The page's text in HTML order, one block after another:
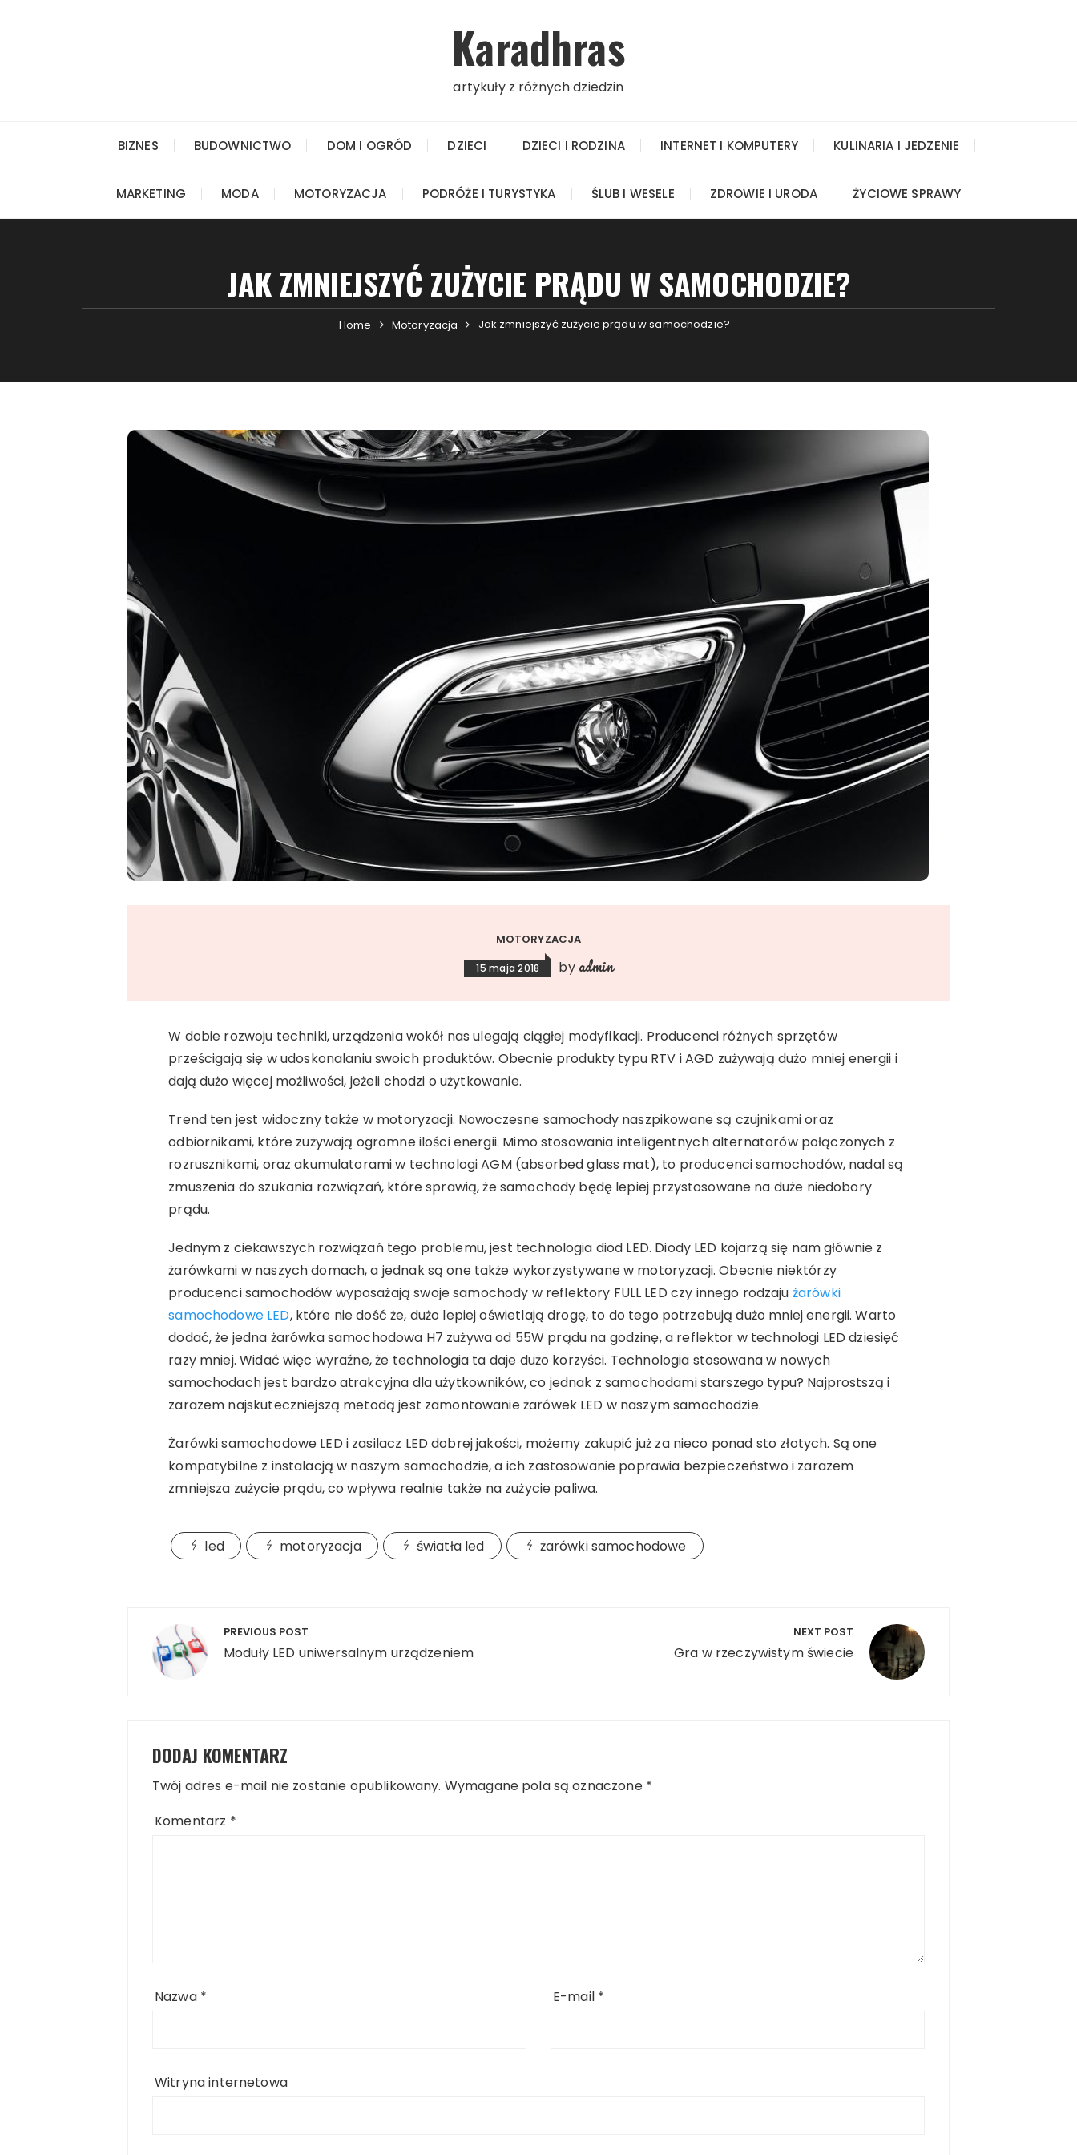
Karadhras
artykuły z różnych dziedzin
BIZNES BUDOWNICTWO DOM I OGRÓD DZIECI DZIECI I RODZINA INTERNET I KOMPUTERY KULINARIA I JEDZENIE
MARKETING MODA MOTORYZACJA PODRÓŻE I TURYSTYKA ŚLUB I WESELE ZDROWIE I URODA ŻYCIOWE SPRAWY
JAK ZMNIEJSZYĆ ZUŻYCIE PRĄDU W SAMOCHODZIE?
Home Motoryzacja Jak zmniejszyć zużycie prądu w samochodzie?
MOTORYZACJA
15 maja 2018 by admin
W dobie rozwoju techniki, urządzenia wokół nas ulegają ciągłej modyfikacji. Producenci różnych sprzętów
prześcigają się w udoskonalaniu swoich produktów. Obecnie produkty typu RTV i AGD zużywają dużo mniej energii i
dają dużo więcej możliwości, jeżeli chodzi o użytkowanie.
Trend ten jest widoczny także w motoryzacji. Nowoczesne samochody naszpikowane są czujnikami oraz
odbiornikami, które zużywają ogromne ilości energii. Mimo stosowania inteligentnych alternatorów połączonych z
rozrusznikami, oraz akumulatorami w technologi AGM (absorbed glass mat), to producenci samochodów, nadal są
zmuszenia do szukania rozwiązań, które sprawią, że samochody będę lepiej przystosowane na duże niedobory
prądu.
Jednym z ciekawszych rozwiązań tego problemu, jest technologia diod LED. Diody LED kojarzą się nam głównie z
żarówkami w naszych domach, a jednak są one także wykorzystywane w motoryzacji. Obecnie niektórzy
producenci samochodów wyposażają swoje samochody w reflektory FULL LED czy innego rodzaju żarówki
samochodowe LED, które nie dość że, dużo lepiej oświetlają drogę, to do tego potrzebują dużo mniej energii. Warto
dodać, że jedna żarówka samochodowa H7 zużywa od 55W prądu na godzinę, a reflektor w technologi LED dziesięć
razy mniej. Widać więc wyraźne, że technologia ta daje dużo korzyści. Technologia stosowana w nowych
samochodach jest bardzo atrakcyjna dla użytkowników, co jednak z samochodami starszego typu? Najprostszą i
zarazem najskuteczniejszą metodą jest zamontowanie żarówek LED w naszym samochodzie.
Żarówki samochodowe LED i zasilacz LED dobrej jakości, możemy zakupić już za nieco ponad sto złotych. Są one
kompatybilne z instalacją w naszym samochodzie, a ich zastosowanie poprawia bezpieczeństwo i zarazem
zmniejsza zużycie prądu, co wpływa realnie także na zużycie paliwa.
led motoryzacja światła led żarówki samochodowe
Nawigacja
wpisu
PREVIOUS POST
Moduły LED uniwersalnym urządzeniem
NEXT POST
Gra w rzeczywistym świecie
DODAJ KOMENTARZ
Twój adres e-mail nie zostanie opublikowany. Wymagane pola są oznaczone *
Komentarz *
Nazwa * E-mail *
Witryna internetowa